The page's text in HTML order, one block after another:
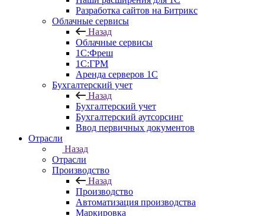
Разработка сайтов на Битрикс
Облачные сервисы
Назад
Облачные сервисы
1С:Фреш
1С:ГРМ
Аренда серверов 1С
Бухгалтерский учет
Назад
Бухгалтерский учет
Бухгалтерский аутсорсинг
Ввод первичных документов
Отрасли
Назад
Отрасли
Производство
Назад
Производство
Автоматизация производства
Маркировка